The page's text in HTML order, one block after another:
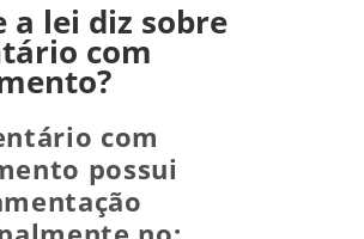
a lei diz sobre
com
com
possui